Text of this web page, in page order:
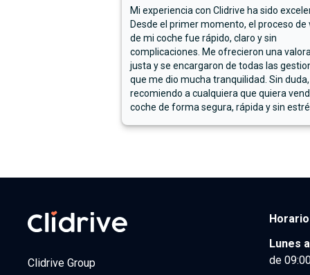
Mi experiencia con Clidrive ha sido
Desde el primer momento, el proceso de
de mi coche fue rápido, claro y sin
complicaciones. Me ofrecieron una
justa y se encargaron de todas las
que me dio mucha tranquilidad. Sin duda,
recomiendo a cualquiera que quiera
coche de forma segura, rápida y sin
Clidrive Group
Horario
Lunes
de